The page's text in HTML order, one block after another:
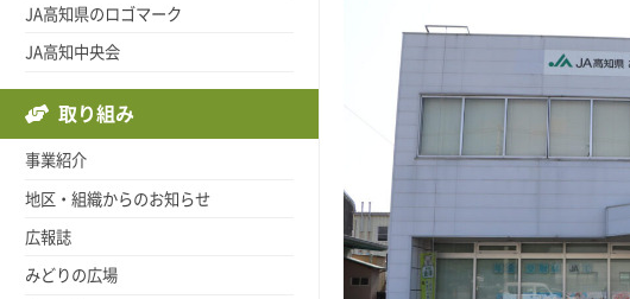
JA高知県のロゴマーク
JA高知中央会
取り組み
事業紹介
地区・組織からのお知らせ
広報誌
みどりの広場